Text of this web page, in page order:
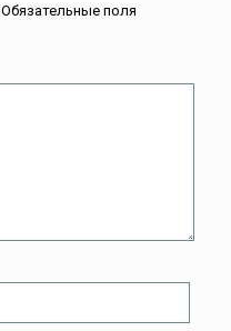
Обязательные поля